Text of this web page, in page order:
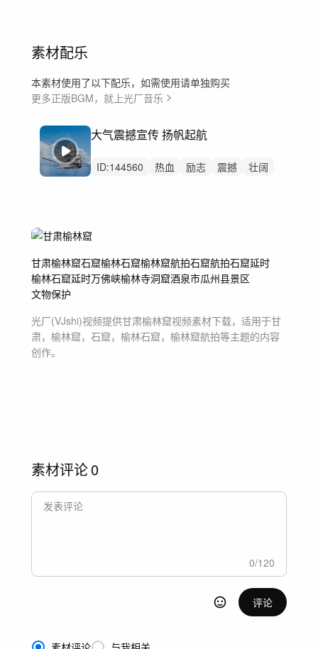
素材配乐
本素材使用了以下配乐，如需使用请单独购买
更多正版BGM，就上光厂音乐
大气震撼宣传 扬帆起航
ID:144560 热血 励志 震撼
壮阔
甘肃榆林窟石窟榆林石窟榆林窟航拍石窟航拍石窟延时
榆林石窟延时万佛峡榆林寺洞窟酒泉市瓜州县景区
文物保护
光厂(VJshi)视频提供甘肃榆林窟视频素材下载，适用于甘
肃，榆林窟，石窟，榆林石窟，榆林窟航拍等主题的内容
创作。
素材评论0
0/120
评论